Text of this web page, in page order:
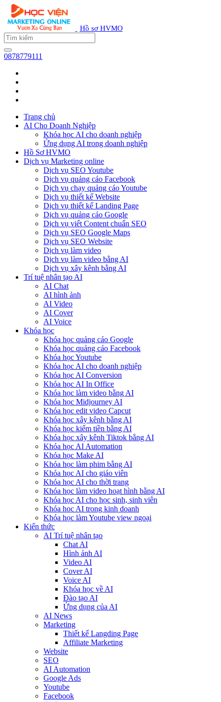
Hồ sơ HVMO
0878779111
Trang chủ
AI Cho Doanh Nghiệp
Khóa học AI cho doanh nghiệp
Ứng dụng AI trong doanh nghiệp
Hồ Sơ HVMO
Dịch vụ Marketing online
Dịch vụ SEO Youtube
Dịch vụ quảng cáo Facebook
Dịch vụ chạy quảng cáo Youtube
Dịch vụ thiết kế Website
Dịch vụ thiết kế Landing Page
Dịch vụ quảng cáo Google
Dịch vụ viết Content chuẩn SEO
Dịch vụ SEO Google Maps
Dịch vụ SEO Website
Dịch vụ làm video
Dịch vụ làm video bằng AI
Dịch vụ xây kênh bằng AI
Trí tuệ nhân tạo AI
AI Chat
AI hình ảnh
AI Video
AI Cover
AI Voice
Khóa học
Khóa học quảng cáo Google
Khóa học quảng cáo Facebook
Khóa học Youtube
Khóa học AI cho doanh nghiệp
Khóa học AI Conversion
Khóa học AI In Office
Khóa học làm video bằng AI
Khóa học Midjourney AI
Khóa học edit video Capcut
Khóa học xây kênh bằng AI
Khóa học kiếm tiền bằng AI
Khóa học xây kênh Tiktok bằng AI
Khóa học AI Automation
Khóa học Make AI
Khóa học làm phim bằng AI
Khóa học AI cho giáo viên
Khóa học AI cho thời trang
Khóa học làm video hoạt hình bằng AI
Khóa học AI cho học sinh, sinh viên
Khóa hoc AI trong kinh doanh
Khóa học làm Youtube view ngoại
Kiến thức
AI Trí tuệ nhân tạo
Chat AI
Hình ảnh AI
Video AI
Cover AI
Voice AI
Khóa học về AI
Đào tạo AI
Ứng dụng của AI
AI News
Marketing
Thiết kế Langding Page
Affiliate Marketing
Website
SEO
AI Automation
Google Ads
Youtube
Facebook